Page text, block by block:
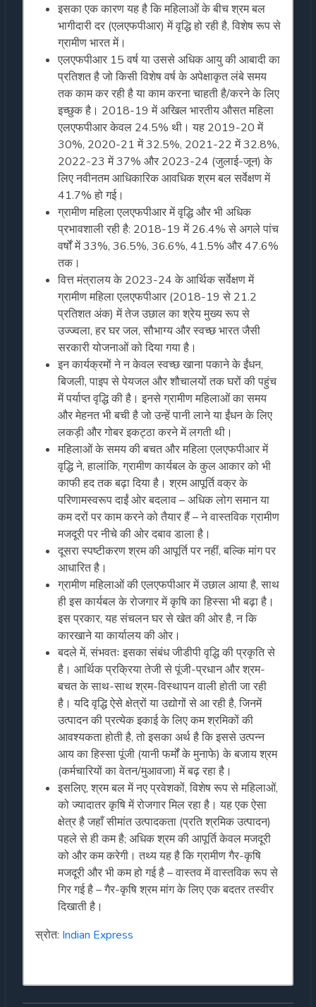
इसका एक कारण यह है कि महिलाओं के बीच श्रम बल
भागीदारी दर (एलएफपीआर) में वृद्धि हो रही है, विशेष रूप से
ग्रामीण भारत में।
एलएफपीआर 15 वर्ष या उससे अधिक आयु की आबादी का
प्रतिशत है जो किसी विशेष वर्ष के अपेक्षाकृत लंबे समय
तक काम कर रही है या काम करना चाहती है/करने के लिए
इच्छुक है। 2018-19 में अखिल भारतीय औसत महिला
एलएफपीआर केवल 24.5% थी। यह 2019-20 में
30%, 2020-21 में 32.5%, 2021-22 में 32.8%,
2022-23 में 37% और 2023-24 (जुलाई-जून) के
लिए नवीनतम आधिकारिक आवधिक श्रम बल सर्वेक्षण में
41.7% हो गई।
ग्रामीण महिला एलएफपीआर में वृद्धि और भी अधिक
प्रभावशाली रही है: 2018-19 में 26.4% से अगले पांच
वर्षों में 33%, 36.5%, 36.6%, 41.5% और 47.6%
तक।
वित्त मंत्रालय के 2023-24 के आर्थिक सर्वेक्षण में
ग्रामीण महिला एलएफपीआर (2018-19 से 21.2
प्रतिशत अंक) में तेज उछाल का श्रेय मुख्य रूप से
उज्ज्वला, हर घर जल, सौभाग्य और स्वच्छ भारत जैसी
सरकारी योजनाओं को दिया गया है।
इन कार्यक्रमों ने न केवल स्वच्छ खाना पकाने के ईंधन,
बिजली, पाइप से पेयजल और शौचालयों तक घरों की पहुंच
में पर्याप्त वृद्धि की है। इनसे ग्रामीण महिलाओं का समय
और मेहनत भी बची है जो उन्हें पानी लाने या ईंधन के लिए
लकड़ी और गोबर इकट्ठा करने में लगती थी।
महिलाओं के समय की बचत और महिला एलएफपीआर में
वृद्धि ने, हालांकि, ग्रामीण कार्यबल के कुल आकार को भी
काफी हद तक बढ़ा दिया है। श्रम आपूर्ति वक्र के
परिणामस्वरूप दाईं ओर बदलाव – अधिक लोग समान या
कम दरों पर काम करने को तैयार हैं – ने वास्तविक ग्रामीण
मजदूरी पर नीचे की ओर दबाव डाला है।
दूसरा स्पष्टीकरण श्रम की आपूर्ति पर नहीं, बल्कि मांग पर
आधारित है।
ग्रामीण महिलाओं की एलएफपीआर में उछाल आया है, साथ
ही इस कार्यबल के रोजगार में कृषि का हिस्सा भी बढ़ा है।
इस प्रकार, यह संचलन घर से खेत की ओर है, न कि
कारखाने या कार्यालय की ओर।
बदले में, संभवतः इसका संबंध जीडीपी वृद्धि की प्रकृति से
है। आर्थिक प्रक्रिया तेजी से पूंजी-प्रधान और श्रम-
बचत के साथ-साथ श्रम-विस्थापन वाली होती जा रही
है। यदि वृद्धि ऐसे क्षेत्रों या उद्योगों से आ रही है, जिनमें
उत्पादन की प्रत्येक इकाई के लिए कम श्रमिकों की
आवश्यकता होती है, तो इसका अर्थ है कि इससे उत्पन्न
आय का हिस्सा पूंजी (यानी फर्मों के मुनाफे) के बजाय श्रम
(कर्मचारियों का वेतन/मुआवजा) में बढ़ रहा है।
इसलिए, श्रम बल में नए प्रवेशकों, विशेष रूप से महिलाओं,
को ज्यादातर कृषि में रोजगार मिल रहा है। यह एक ऐसा
क्षेत्र है जहाँ सीमांत उत्पादकता (प्रति श्रमिक उत्पादन)
पहले से ही कम है; अधिक श्रम की आपूर्ति केवल मजदूरी
को और कम करेगी। तथ्य यह है कि ग्रामीण गैर-कृषि
मजदूरी और भी कम हो गई है – वास्तव में वास्तविक रूप से
गिर गई है – गैर-कृषि श्रम मांग के लिए एक बदतर तस्वीर
दिखाती है।
स्रोत: Indian Express